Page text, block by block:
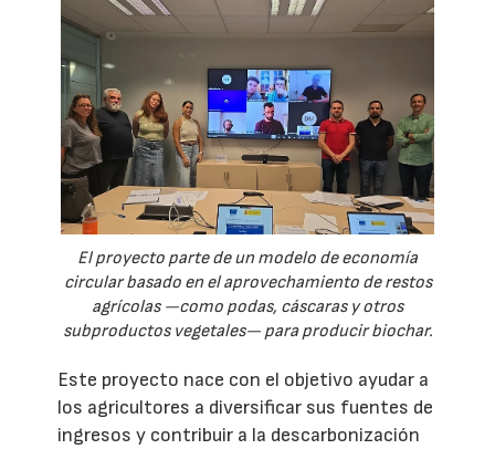
El proyecto parte de un modelo de economía
circular basado en el aprovechamiento de restos
agrícolas —como podas, cáscaras y otros
subproductos vegetales— para producir biochar.
Este proyecto nace con el objetivo ayudar a
los agricultores a diversificar sus fuentes de
ingresos y contribuir a la descarbonización